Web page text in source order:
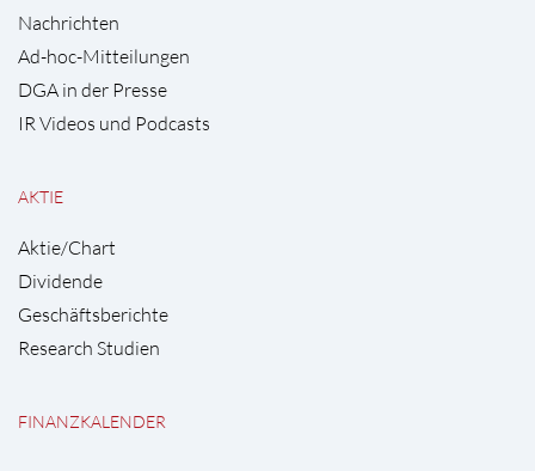
Nachrichten
Ad-hoc-Mitteilungen
DGA in der Presse
IR Videos und Podcasts
AKTIE
Aktie/Chart
Dividende
Geschäftsberichte
Research Studien
FINANZKALENDER